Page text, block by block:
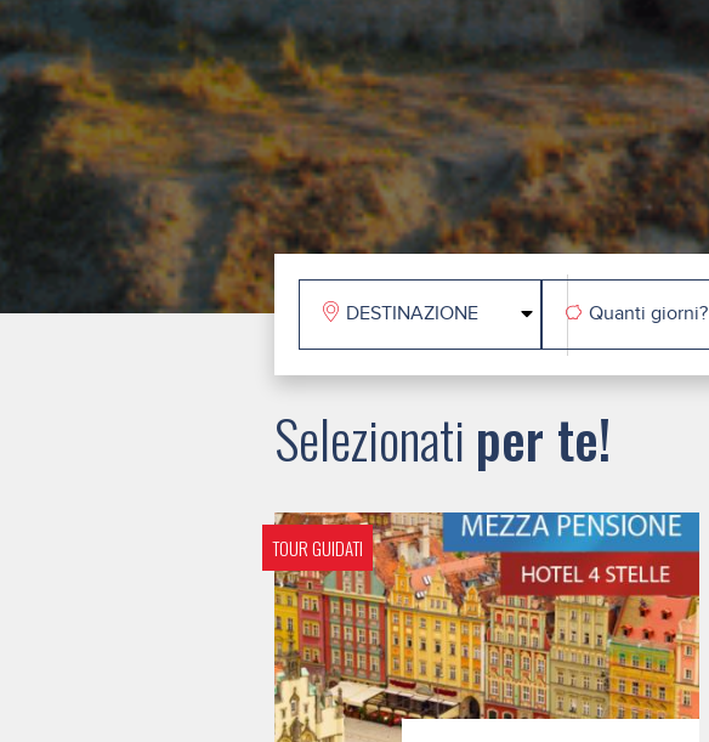
DESTINAZIONE Quanti giorni?
Selezionati per te!
TOUR GUIDATI